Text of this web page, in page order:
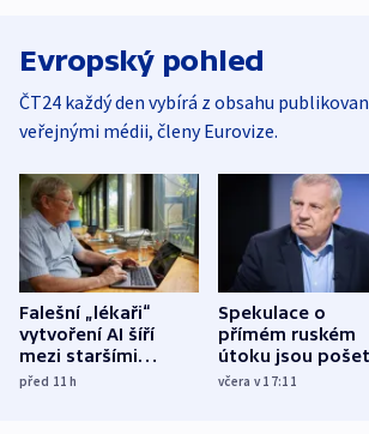
Evropský pohled
ČT24 každý den vybírá z obsahu
veřejnými médii, členy Eurovize.
Falešní „lékaři“
vytvoření AI šíří
mezi staršími
Poláky nebezpečné
před 11h
Spekulace o
přímém ruském
útoku jsou
míní estonský
včera v 17:11